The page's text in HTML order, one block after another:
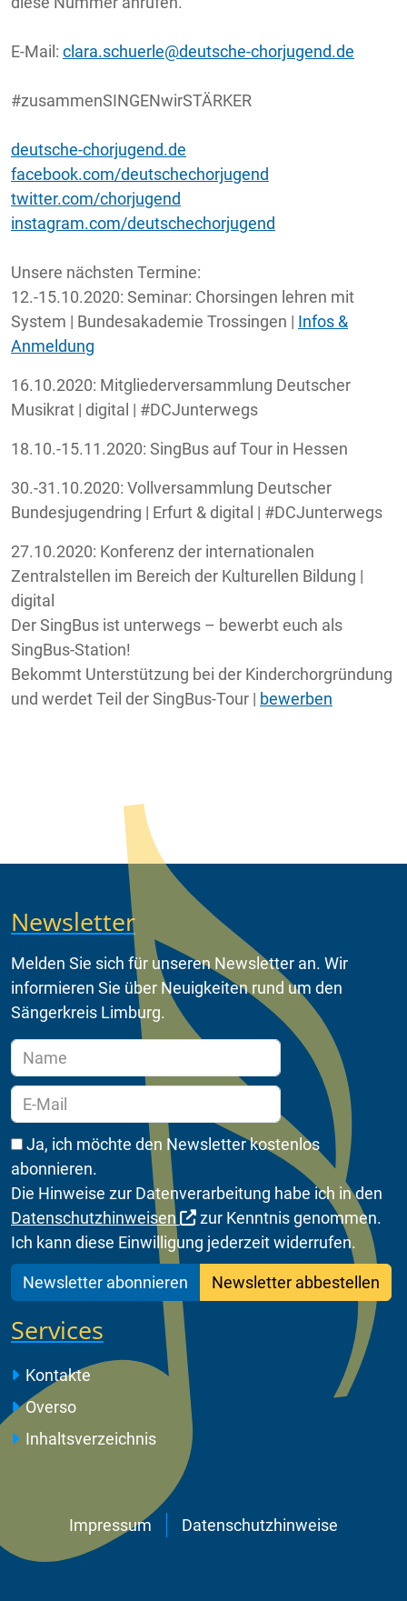
E-Mail: clara.schuerle@deutsche-chorjugend.de
#zusammenSINGENwirSTÄRKER
deutsche-chorjugend.de
facebook.com/deutschechorjugend
twitter.com/chorjugend
instagram.com/deutschechorjugend
Unsere nächsten Termine:
12.-15.10.2020: Seminar: Chorsingen lehren mit
System | Bundesakademie Trossingen | Infos &
Anmeldung
16.10.2020: Mitgliederversammlung Deutscher
Musikrat | digital | #DCJunterwegs
18.10.-15.11.2020: SingBus auf Tour in Hessen
30.-31.10.2020: Vollversammlung Deutscher
Bundesjugendring | Erfurt & digital | #DCJunterwegs
27.10.2020: Konferenz der internationalen
Zentralstellen im Bereich der Kulturellen Bildung |
digital
Der SingBus ist unterwegs – bewerbt euch als
SingBus-Station!
Bekommt Unterstützung bei der Kinderchorgründung
und werdet Teil der SingBus-Tour | bewerben
Newsletter
Melden Sie sich für unseren Newsletter an. Wir
informieren Sie über Neuigkeiten rund um den
Sängerkreis Limburg.
Ja, ich möchte den Newsletter kostenlos
abonnieren.
Die Hinweise zur Datenverarbeitung habe ich in den
Datenschutzhinweisen
zur Kenntnis genommen.
Ich kann diese Einwilligung jederzeit widerrufen.
Newsletter abonnieren Newsletter abbestellen
Services
Kontakte
Overso
Inhaltsverzeichnis
Impressum Datenschutzhinweise